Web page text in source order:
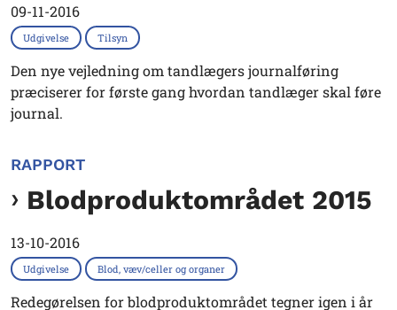
09-11-2016
Udgivelse Tilsyn
Den nye vejledning om tandlægers journalføring
præciserer for første gang hvordan tandlæger skal føre
journal.
RAPPORT
Blodproduktområdet 2015
13-10-2016
Udgivelse Blod, væv/celler og organer
Redegørelsen for blodproduktområdet tegner igen i år